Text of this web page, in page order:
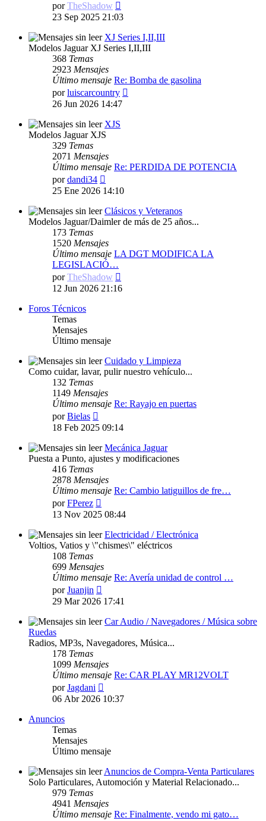
porTheShadow
último
23 Sep 2025 21:03
XJ Series I,II,III
Modelos Jaguar XJ Series I,II,III
368 Temas
2923 Mensajes
Último mensaje Re: Bomba de gasolina
porluiscarcountry
26 Jun 2026 14:47
XJS
Modelos Jaguar XJS
329 Temas
2071 Mensajes
Último mensaje Re: PERDIDA DE POTENCIA
pordandi34
último
25 Ene 2026 14:10
Clásicos y Veteranos
Modelos Jaguar/Daimler de más de 25 años...
173 Temas
1520 Mensajes
Último mensaje LA DGT MODIFICA LA
LEGISLACIÓ…
porTheShadow
último
12 Jun 2026 21:16
Foros Técnicos
Temas
Mensajes
Último mensaje
Cuidado y Limpieza
Como cuidar, lavar, pulir nuestro vehículo...
132 Temas
1149 Mensajes
Último mensaje Re: Rayajo en puertas
porBielas
último
18 Feb 2025 09:14
Mecánica Jaguar
Puesta a Punto, ajustes y modificaciones
416 Temas
2878 Mensajes
Último mensaje Re: Cambio latiguillos de fre…
porFPerez
último
13 Nov 2025 08:44
Electricidad / Electrónica
Voltios, Vatios y \"chismes\" eléctricos
108 Temas
699 Mensajes
Último mensaje Re: Avería unidad de control …
porJuanjin
último
29 Mar 2026 17:41
Car Audio / Navegadores / Música sobre
Ruedas
Radios, MP3s, Navegadores, Música...
178 Temas
1099 Mensajes
Último mensaje Re: CAR PLAY MR12VOLT
porJagdani
último
06 Abr 2026 10:37
Anuncios
Temas
Mensajes
Último mensaje
Anuncios de Compra-Venta Particulares
Solo Particulares, Automoción y Material Relacionado...
979 Temas
4941 Mensajes
Último mensaje Re: Finalmente, vendo mi gato…